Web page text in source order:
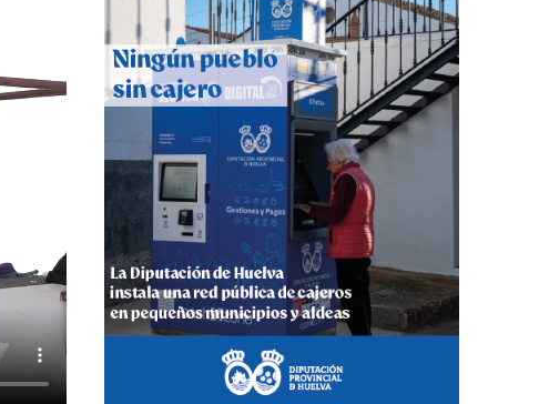
·Huelvatv
QUINTA CORRIDA DE LAS FIESTAS
COLOMBINAS 2026
hace 4 días· Huelvatv